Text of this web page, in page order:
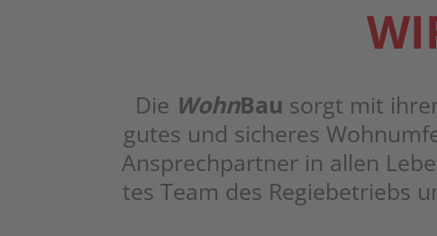
Die WohnBau sorgt mit
gutes und siche­res
Ansprech­part­ner in allen
tes Team des Regie­be­triebs